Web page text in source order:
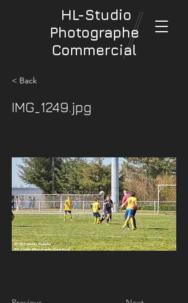
HL-Studio
Photographe
Commercial
< Back
IMG_1249.jpg